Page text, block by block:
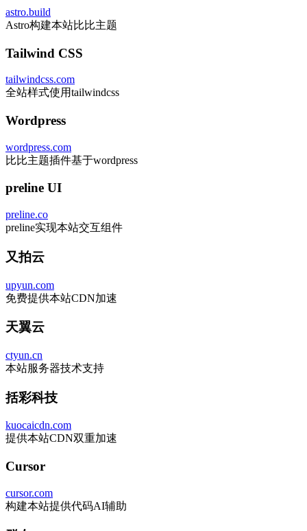
astro.build
Astro构建本站比比主题
Tailwind CSS
tailwindcss.com
全站样式使用tailwindcss
Wordpress
wordpress.com
比比主题插件基于wordpress
preline UI
preline.co
preline实现本站交互组件
又拍云
upyun.com
免费提供本站CDN加速
天翼云
ctyun.cn
本站服务器技术支持
括彩科技
kuocaicdn.com
提供本站CDN双重加速
Cursor
cursor.com
构建本站提供代码AI辅助